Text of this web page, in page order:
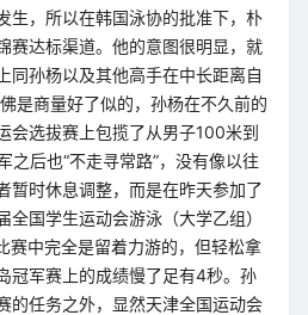
生，所以在韩国泳协的批准下，朴
赛达标渠道。他的意图很明显，就
同孙杨以及其他高手在中长距离自
是商量好了似的，孙杨在不久前的
会选拔赛上包揽了从男子100米到
后也“不走寻常路”，没有像以往
暂时休息调整，而是在昨天参加了
国学生运动会游泳（大学乙组）
赛中完全是留着力游的，但轻松拿
冠军赛上的成绩慢了足有4秒。孙
的任务之外，显然天津全国运动会